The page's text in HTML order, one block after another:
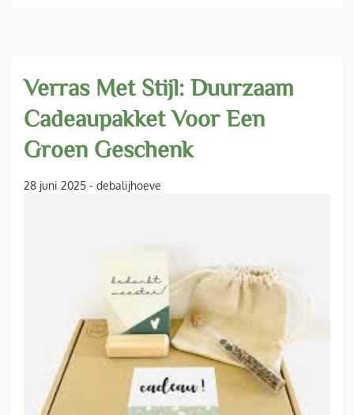
Verras Met Stijl: Duurzaam
Cadeaupakket Voor Een
Groen Geschenk
28 juni 2025 - debalijhoeve